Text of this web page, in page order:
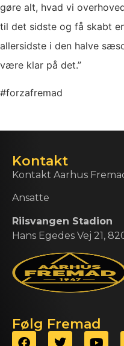
gøre alt, hvad vi
til det sidste og få skabt
allersidste i den halve
være klar på det.”
#forzafremad
Kontakt
Kontakt Aarhus
Ansatte
Riisvangen Stadion
Hans Egedes Vej 21,
Følg Fremad